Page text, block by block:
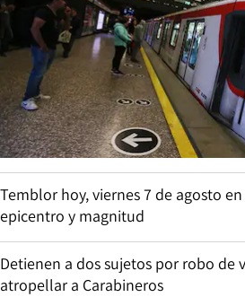
Temblor hoy, viernes 7 de agosto
epicentro y magnitud
Detienen a dos sujetos por robo de
atropellar a Carabineros